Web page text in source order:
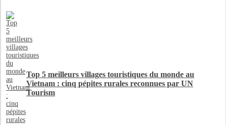
Top 5 meilleurs villages touristiques du monde au
Vietnam : cinq pépites rurales reconnues par UN
Tourism